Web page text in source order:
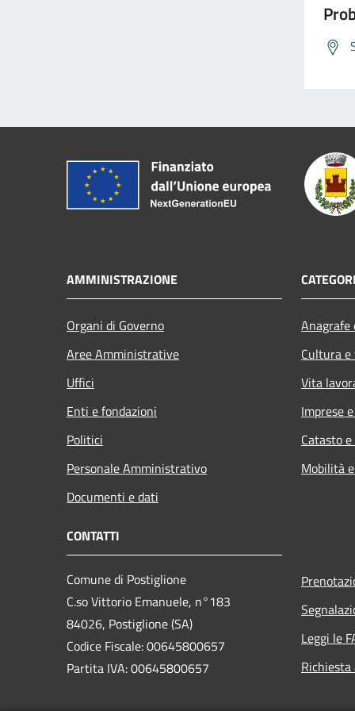
AMMINISTRAZIONE
Organi di Governo
Aree Amministrative
Uffici
Enti e fondazioni
Politici
Personale Amministrativo
Documenti e dati
Cultura
Vita
Imprese
Catasto
Mobilità
CONTATTI
Comune di Postiglione
C.so Vittorio Emanuele, n°183
84026, Postiglione (SA)
Codice Fiscale: 00645800657
Partita IVA: 00645800657
Leggi le